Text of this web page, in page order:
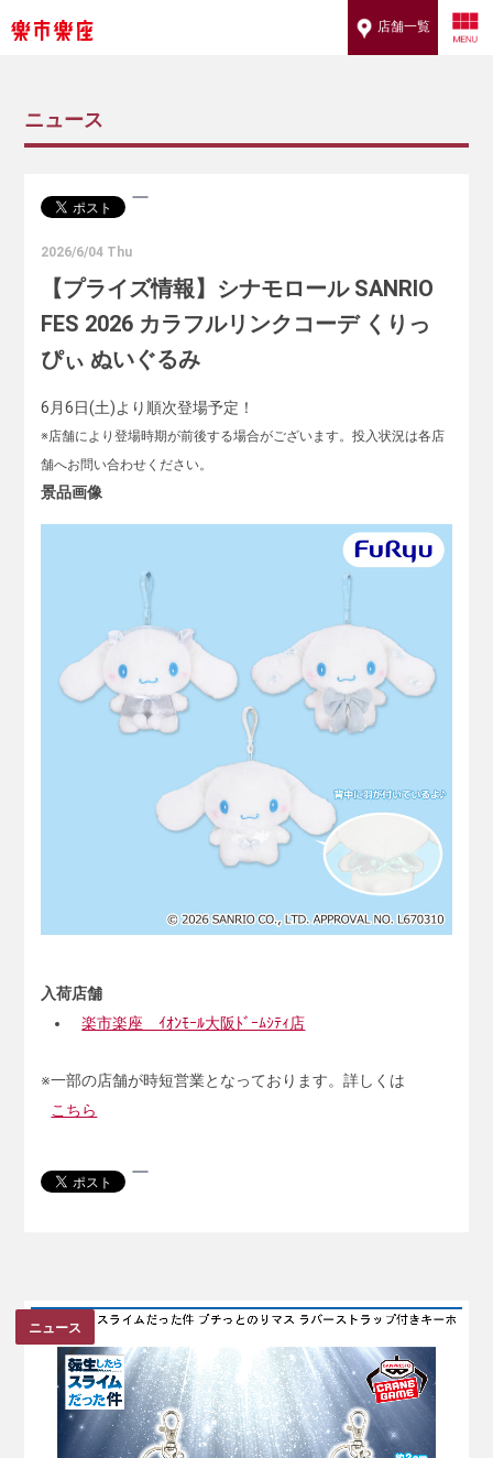
店舗一覧
ニュース
2026/6/04 Thu
【プライズ情報】シナモロール SANRIO
FES 2026 カラフルリンクコーデ くりっ
ぴぃ ぬいぐるみ
6月6日(土)より順次登場予定！
※店舗により登場時期が前後する場合がございます。投入状況は各店
舗へお問い合わせください。
景品画像
入荷店舗
楽市楽座 ｲｵﾝﾓｰﾙ大阪ﾄﾞｰﾑｼﾃｨ店
※一部の店舗が時短営業となっております。詳しくは
こちら
ニュース